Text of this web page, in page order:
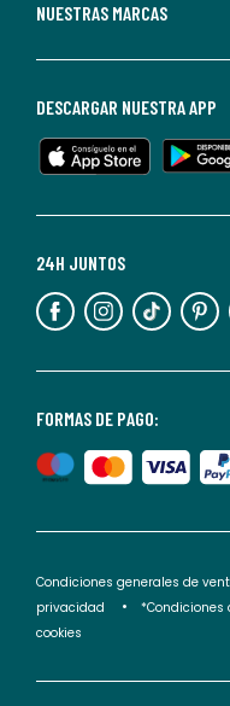
NUESTRAS MARCAS
FORMAS DE PAGO:
24H JUNTOS
DESCARGAR NUESTRA APP
Condiciones generales de
privacidad
*Condiciones
cookies